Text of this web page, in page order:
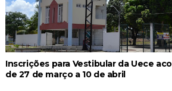
Inscrições para Vestibular da Uece
de 27 de março a 10 de abril